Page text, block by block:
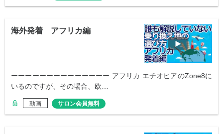
海外発着 アフリカ編
ーーーーーーーーーーーーーー アフリカ エチオピアのZone8に
いるのですが、その場合、欧…
動画 サロン会員無料